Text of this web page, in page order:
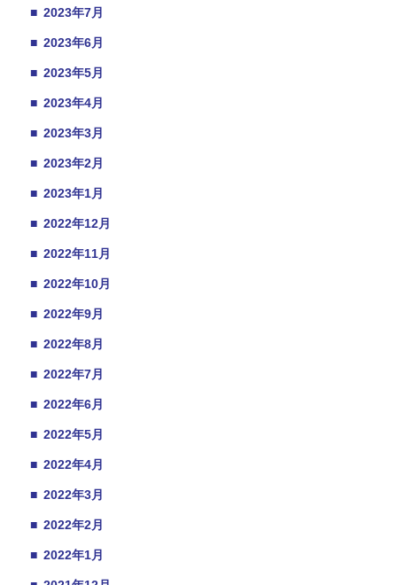
■ 2023年7月
■ 2023年6月
■ 2023年5月
■ 2023年4月
■ 2023年3月
■ 2023年2月
■ 2023年1月
■ 2022年12月
■ 2022年11月
■ 2022年10月
■ 2022年9月
■ 2022年8月
■ 2022年7月
■ 2022年6月
■ 2022年5月
■ 2022年4月
■ 2022年3月
■ 2022年2月
■ 2022年1月